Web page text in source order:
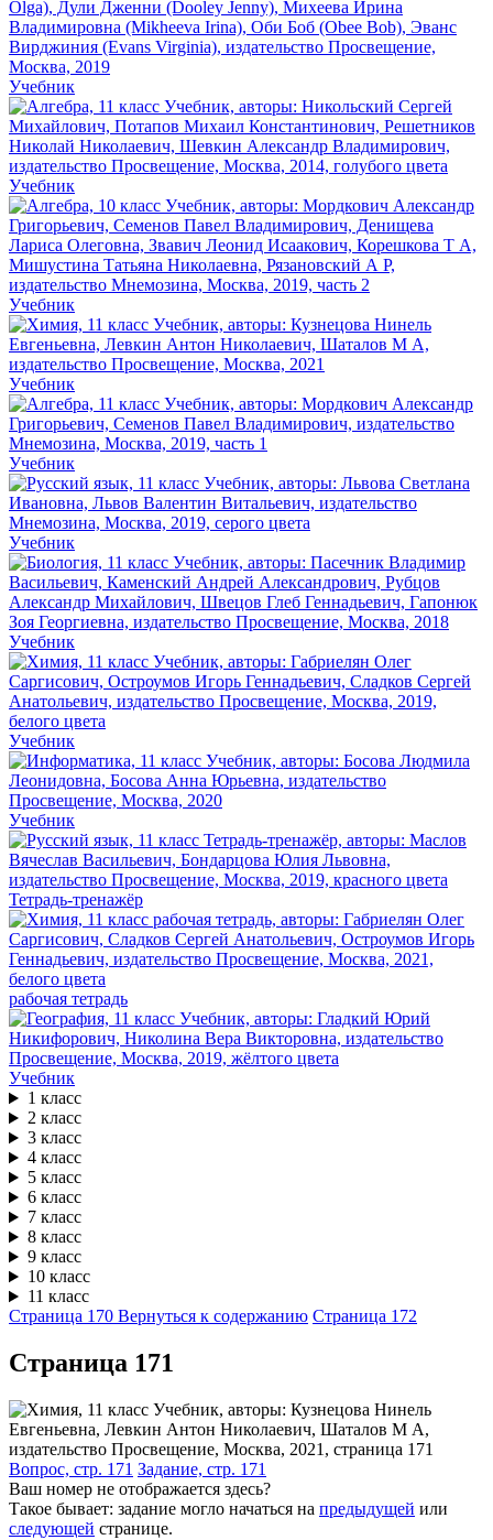
Учебник
Учебник
Учебник
Учебник
Учебник
Учебник
Учебник
Учебник
Учебник
Тетрадь-тренажёр
рабочая тетрадь
Учебник
1 класс
2 класс
3 класс
4 класс
5 класс
6 класс
7 класс
8 класс
9 класс
10 класс
11 класс
Страница 170 Вернуться к содержанию Страница 172
Cтраница 171
Вопрос, стр. 171 Задание, стр. 171
Ваш номер не отображается здесь?
Такое бывает: задание могло начаться на предыдущей или
следующей странице.